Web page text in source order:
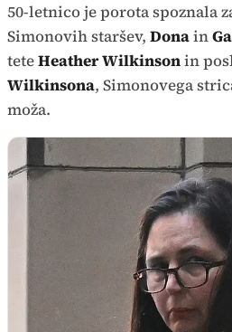
50-letnico je porota spoznala
Simonovih staršev, Donain
teteHeather Wilkinsonin
Wilkinsona, Simonovega
moža.